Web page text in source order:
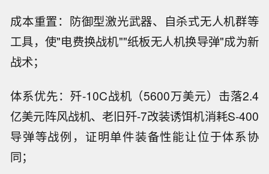
成本重置：防御型激光武器、自杀式无人机群等
工具，使"电费换战机""纸板无人机换导弹"成为新
战术；
体系优先：歼-10C战机（5600万美元）击落2.4
亿美元阵风战机、老旧歼-7改装诱饵机消耗S-400
导弹等战例，证明单件装备性能让位于体系协
同；